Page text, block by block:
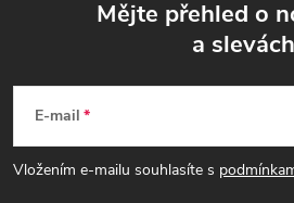
p
Mějte přehled o
a slevách
E-mail
Vložením e-mailu souhlasíte s